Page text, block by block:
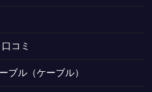
コミ
ブル（ケーブル）